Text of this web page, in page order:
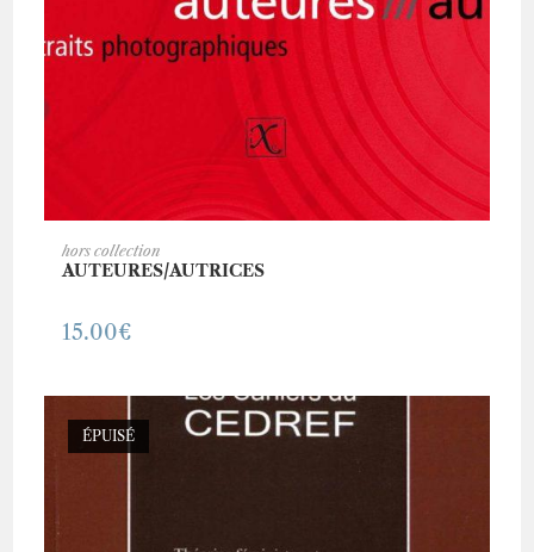
AJOUTER AU PANIER
hors collection
AUTEURES/AUTRICES
15.00€
ÉPUISÉ